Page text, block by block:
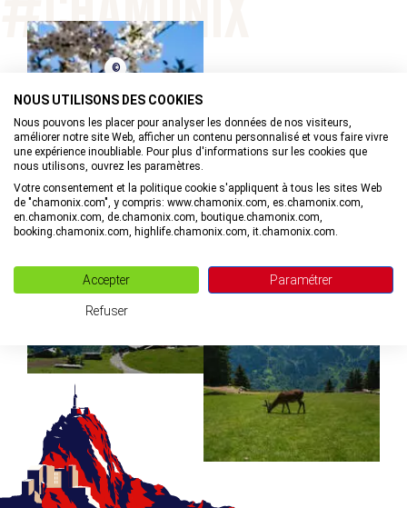
©
©
NOUS UTILISONS DES COOKIES
Nous pouvons les placer pour analyser les données de nos visiteurs,
améliorer notre site Web, afficher un contenu personnalisé et vous faire vivre
une expérience inoubliable. Pour plus d'informations sur les cookies que
nous utilisons, ouvrez les paramètres.
Votre consentement et la politique cookie s'appliquent à tous les sites Web
de "chamonix.com", y compris: www.chamonix.com, es.chamonix.com,
en.chamonix.com, de.chamonix.com, boutique.chamonix.com,
booking.chamonix.com, highlife.chamonix.com, it.chamonix.com.
Accepter Paramétrer
Refuser